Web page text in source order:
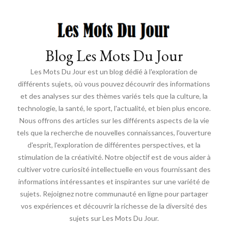
Blog Les Mots Du Jour
Les Mots Du Jour est un blog dédié à l'exploration de
différents sujets, où vous pouvez découvrir des informations
et des analyses sur des thèmes variés tels que la culture, la
technologie, la santé, le sport, l'actualité, et bien plus encore.
Nous offrons des articles sur les différents aspects de la vie
tels que la recherche de nouvelles connaissances, l'ouverture
d'esprit, l'exploration de différentes perspectives, et la
stimulation de la créativité. Notre objectif est de vous aider à
cultiver votre curiosité intellectuelle en vous fournissant des
informations intéressantes et inspirantes sur une variété de
sujets. Rejoignez notre communauté en ligne pour partager
vos expériences et découvrir la richesse de la diversité des
sujets sur Les Mots Du Jour.